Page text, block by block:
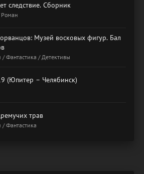
следствие. Сборник
Музей восковых фигур. Бал
/ Фантастика / Детективы
(Юпитер – Челябинск)
трав
/ Фантастика